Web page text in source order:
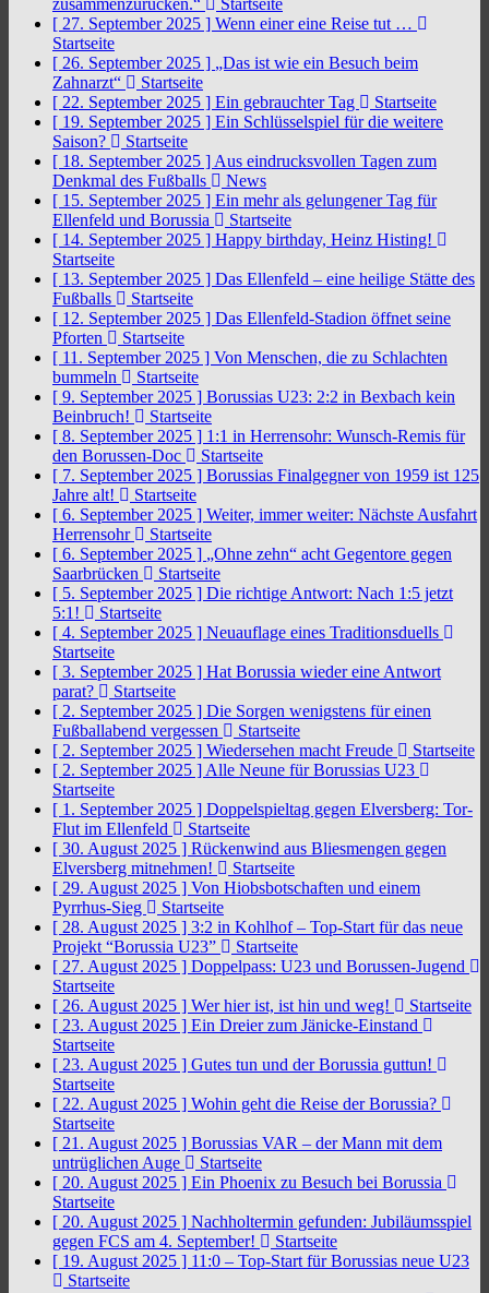
zusammenzurücken.“
Startseite
[ 27. September 2025 ] Wenn einer eine Reise tut …
Startseite
[ 26. September 2025 ] „Das ist wie ein Besuch beim
Zahnarzt“
Startseite
[ 22. September 2025 ] Ein gebrauchter Tag
Startseite
[ 19. September 2025 ] Ein Schlüsselspiel für die weitere
Saison?
Startseite
[ 18. September 2025 ] Aus eindrucksvollen Tagen zum
Denkmal des Fußballs
News
[ 15. September 2025 ] Ein mehr als gelungener Tag für
Ellenfeld und Borussia
Startseite
[ 14. September 2025 ] Happy birthday, Heinz Histing!
Startseite
[ 13. September 2025 ] Das Ellenfeld – eine heilige Stätte des
Fußballs
Startseite
[ 12. September 2025 ] Das Ellenfeld-Stadion öffnet seine
Pforten
Startseite
[ 11. September 2025 ] Von Menschen, die zu Schlachten
bummeln
Startseite
[ 9. September 2025 ] Borussias U23: 2:2 in Bexbach kein
Beinbruch!
Startseite
[ 8. September 2025 ] 1:1 in Herrensohr: Wunsch-Remis für
den Borussen-Doc
Startseite
[ 7. September 2025 ] Borussias Finalgegner von 1959 ist 125
Jahre alt!
Startseite
[ 6. September 2025 ] Weiter, immer weiter: Nächste Ausfahrt
Herrensohr
Startseite
[ 6. September 2025 ] „Ohne zehn“ acht Gegentore gegen
Saarbrücken
Startseite
[ 5. September 2025 ] Die richtige Antwort: Nach 1:5 jetzt
5:1!
Startseite
[ 4. September 2025 ] Neuauflage eines Traditionsduells
Startseite
[ 3. September 2025 ] Hat Borussia wieder eine Antwort
parat?
Startseite
[ 2. September 2025 ] Die Sorgen wenigstens für einen
Fußballabend vergessen
Startseite
[ 2. September 2025 ] Wiedersehen macht Freude
Startseite
[ 2. September 2025 ] Alle Neune für Borussias U23
Startseite
[ 1. September 2025 ] Doppelspieltag gegen Elversberg: Tor-
Flut im Ellenfeld
Startseite
[ 30. August 2025 ] Rückenwind aus Bliesmengen gegen
Elversberg mitnehmen!
Startseite
[ 29. August 2025 ] Von Hiobsbotschaften und einem
Pyrrhus-Sieg
Startseite
[ 28. August 2025 ] 3:2 in Kohlhof – Top-Start für das neue
Projekt “Borussia U23”
Startseite
[ 27. August 2025 ] Doppelpass: U23 und Borussen-Jugend
Startseite
[ 26. August 2025 ] Wer hier ist, ist hin und weg!
Startseite
[ 23. August 2025 ] Ein Dreier zum Jänicke-Einstand
Startseite
[ 23. August 2025 ] Gutes tun und der Borussia guttun!
Startseite
[ 22. August 2025 ] Wohin geht die Reise der Borussia?
Startseite
[ 21. August 2025 ] Borussias VAR – der Mann mit dem
untrüglichen Auge
Startseite
[ 20. August 2025 ] Ein Phoenix zu Besuch bei Borussia
Startseite
[ 20. August 2025 ] Nachholtermin gefunden: Jubiläumsspiel
gegen FCS am 4. September!
Startseite
[ 19. August 2025 ] 11:0 – Top-Start für Borussias neue U23
Startseite